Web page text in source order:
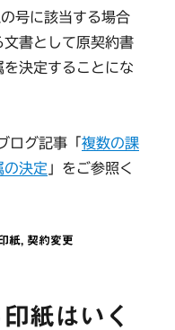
号に該当する場合
文書として原契約書
決定することにな
ログ記事「複数の課
の決定 」をご参照く
紙, 契約変更
紙はいく